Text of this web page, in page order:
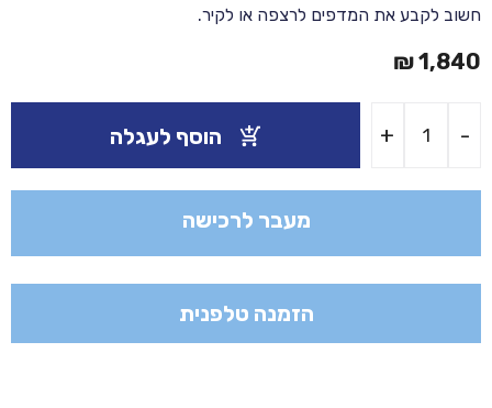
חשוב לקבע את המדפים לרצפה או לקיר.
1,840
₪
-
של
למחסן
ס"מ
בעומק
+ הוסף לעגלה
מעבר לרכישה
הזמנה טלפנית